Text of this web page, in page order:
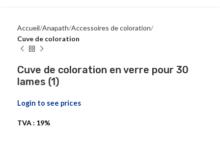
Accueil Anapath Accessoires de coloration
Cuve de coloration
Cuve de coloration en verre pour 30
lames (1)
Login to see prices
TVA : 19%